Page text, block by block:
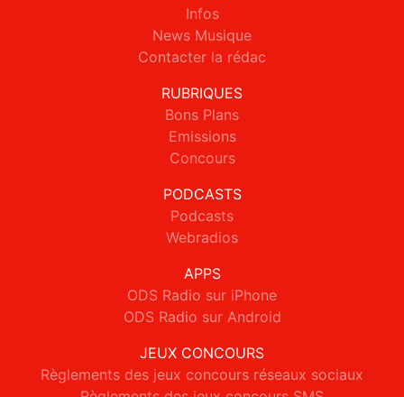
Infos
News Musique
Contacter la rédac
RUBRIQUES
Bons Plans
Emissions
Concours
PODCASTS
Podcasts
Webradios
APPS
ODS Radio sur iPhone
ODS Radio sur Android
JEUX CONCOURS
Règlements des jeux concours réseaux sociaux